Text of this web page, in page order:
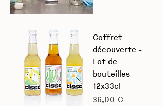
Coffret
découverte -
Lot de
bouteilles
12x33cl
Prix
36,00 €